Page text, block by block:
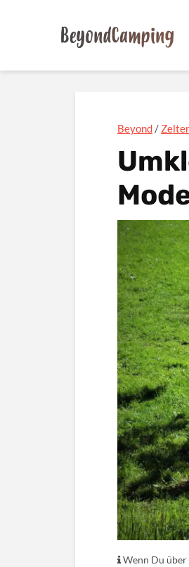
Beyond /
Wenn Du